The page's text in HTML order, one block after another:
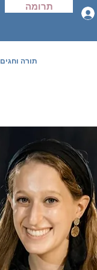
תרומה
תורה וחגים